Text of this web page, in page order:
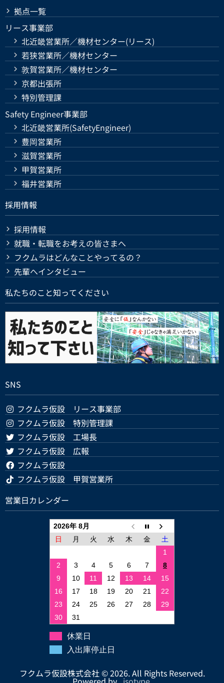
拠点一覧
リース事業部
北近畿営業所／機材センター(リース)
若狭営業所／機材センター
敦賀営業所／機材センター
京都出張所
特別管理課
Safety Engineer事業部
北近畿営業所(SafetyEngineer)
豊岡営業所
滋賀営業所
甲賀営業所
福井営業所
採用情報
採用情報
就職・転職をお考えの皆さまへ
フクムラはどんなことやってるの？
先輩へインタビュー
私たちのこと知ってください
SNS
フクムラ仮設 リース事業部
フクムラ仮設 特別管理課
フクムラ仮設 工場長
フクムラ仮設 広報
フクムラ仮設
フクムラ仮設 甲賀営業所
営業日カレンダー
2026年 8月
日
月 火 水 木 金
土
1
2
3 4 5 6 7
8
9
10 11 12 13 14
15
16
17 18 19 20 21
22
23
24 25 26 27 28
29
30
31
休業日
入出庫停止日
フクムラ仮設株式会社 © 2026. All Rights Reserved.